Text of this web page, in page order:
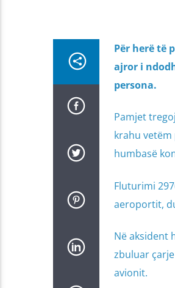
Për herë të
ajror i
persona.
Pamjet
krahu
humbasë
Fluturimi
aeroportit,
Në aksident
zbuluar
avionit.